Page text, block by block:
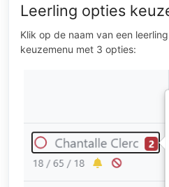
Leerling opties
Klik op de naam van een
keuzemenu met 3 opties: